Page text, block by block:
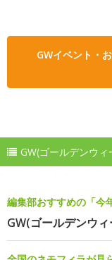
GWイベント・
GW(ゴールデンウ
編集部おすすめの「今
GW(ゴールデンウ